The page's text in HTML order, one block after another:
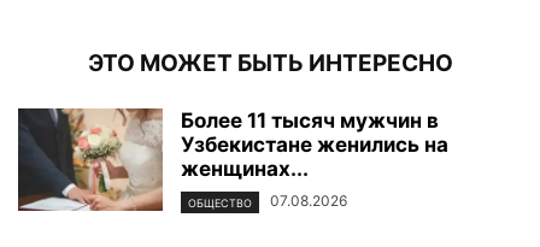
ЭТО МОЖЕТ БЫТЬ ИНТЕРЕСНО
Более 11 тысяч мужчин в
Узбекистане женились на
женщинах...
ОБЩЕСТВО 07.08.2026